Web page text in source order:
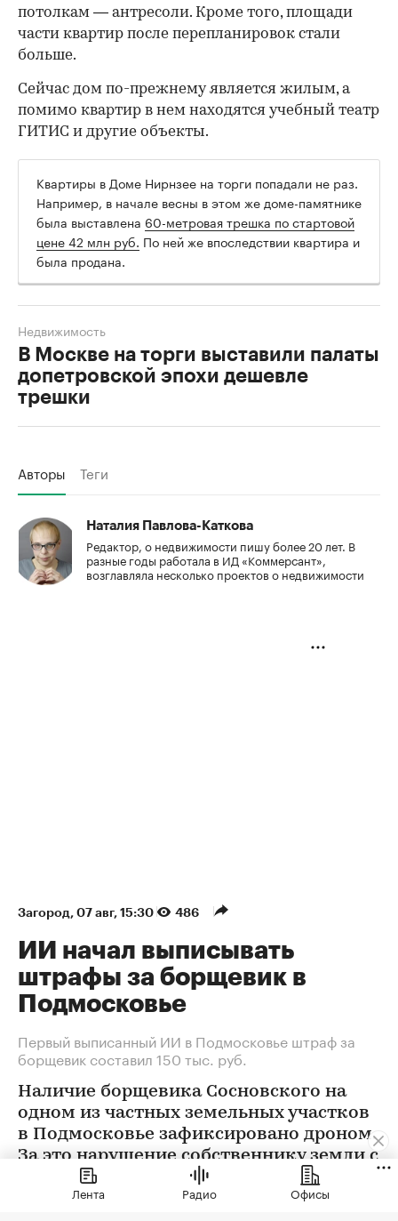
потолкам — антресоли. Кроме того, площади
части квартир после перепланировок стали
больше.
Сейчас дом по-прежнему является жилым, а
помимо квартир в нем находятся учебный театр
ГИТИС и другие объекты.
Квартиры в Доме Нирнзее на торги попадали не раз.
Например, в начале весны в этом же доме-памятнике
была выставлена 60-метровая трешка по стартовой
цене 42 млн руб. По ней же впоследствии квартира и
была продана.
В Москве на торги выставили палаты
допетровской эпохи дешевле
трешки
Недвижимость
Авторы Теги
Наталия Павлова-Каткова
Редактор, о недвижимости пишу более 20 лет. В
разные годы работала в ИД «Коммерсант»,
возглавляла несколько проектов о недвижимости
Загород⁠, 07 авг, 15:30 486
ИИ начал выписывать
штрафы за борщевик в
Подмосковье
Первый выписанный ИИ в Подмосковье штраф за
борщевик составил 150 тыс. руб.
Наличие борщевика Сосновского на
одном из частных земельных участков
в Подмосковье зафиксировано дроном.
За это нарушение собственнику земли с
помощью ИИ выписан штраф 150 тыс.
Лента Радио Офисы